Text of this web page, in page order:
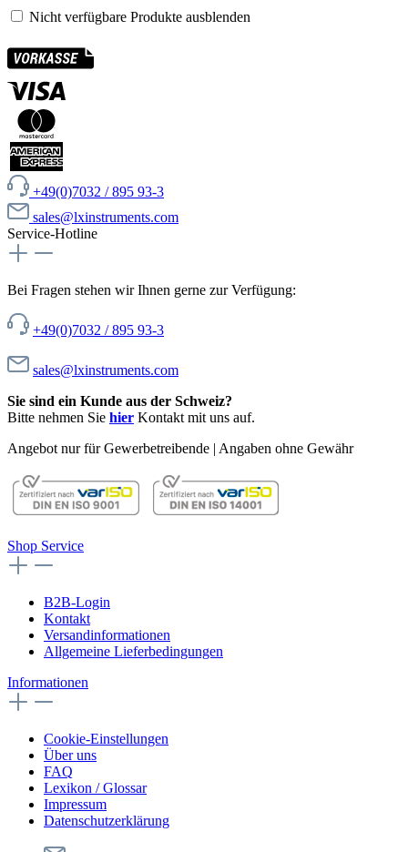
Nicht verfügbare Produkte ausblenden
+49(0)7032 / 895 93-3
sales@lxinstruments.com
Service-Hotline
Bei Fragen stehen wir Ihnen gerne zur Verfügung:
+49(0)7032 / 895 93-3
sales@lxinstruments.com
Sie sind ein Kunde aus der Schweiz?
Bitte nehmen Sie hier Kontakt mit uns auf.
Angebot nur für Gewerbetreibende | Angaben ohne Gewähr
Shop Service
B2B-Login
Kontakt
Versandinformationen
Allgemeine Lieferbedingungen
Informationen
Cookie-Einstellungen
Über uns
FAQ
Lexikon / Glossar
Impressum
Datenschutzerklärung